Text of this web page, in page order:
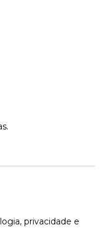
privacidade e